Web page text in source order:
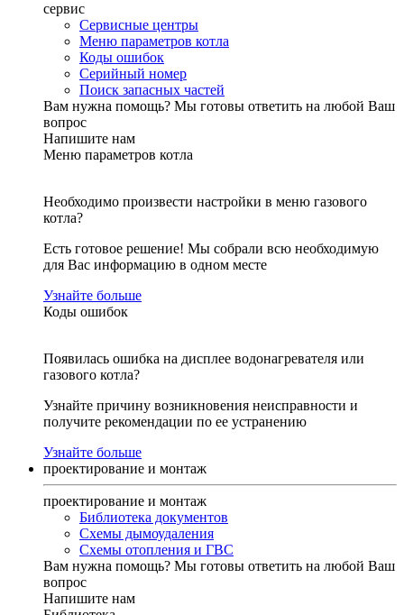
сервис
Сервисные центры
Меню параметров котла
Коды ошибок
Серийный номер
Поиск запасных частей
Вам нужна помощь? Мы готовы ответить на любой Ваш
вопрос
Напишите нам
Меню параметров котла
Необходимо произвести настройки в меню газового
котла?
Есть готовое решение! Мы собрали всю необходимую
для Вас информацию в одном месте
Узнайте больше
Коды ошибок
Появилась ошибка на дисплее водонагревателя или
газового котла?
Узнайте причину возникновения неисправности и
получите рекомендации по ее устранению
Узнайте больше
проектирование и монтаж
проектирование и монтаж
Библиотека документов
Схемы дымоудаления
Схемы отопления и ГВС
Вам нужна помощь? Мы готовы ответить на любой Ваш
вопрос
Напишите нам